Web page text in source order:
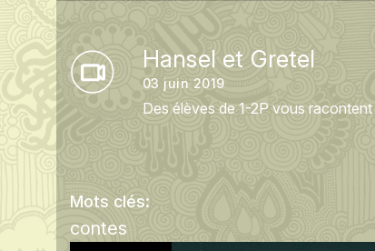
Hansel et Gretel
03 juin 2019
Des élèves de 1-2P vous
Mots clés:
contes